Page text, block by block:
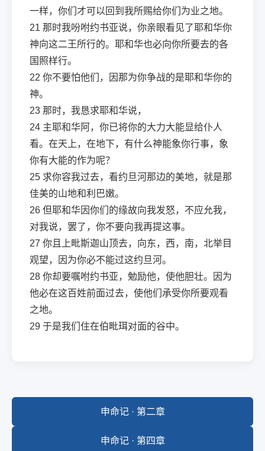
一样，你们才可以回到我所赐给你们为业之地。
21 那时我吩咐约书亚说，你亲眼看见了耶和华你
神向这二王所行的。耶和华也必向你所要去的各
国照样行。
22 你不要怕他们，因那为你争战的是耶和华你的
神。
23 那时，我恳求耶和华说，
24 主耶和华阿，你已将你的大力大能显给仆人
看。在天上，在地下，有什么神能象你行事，象
你有大能的作为呢？
25 求你容我过去，看约旦河那边的美地，就是那
佳美的山地和利巴嫩。
26 但耶和华因你们的缘故向我发怒，不应允我，
对我说，罢了，你不要向我再提这事。
27 你且上毗斯迦山顶去，向东，西，南，北举目
观望，因为你必不能过这约旦河。
28 你却要嘱咐约书亚，勉励他，使他胆壮。因为
他必在这百姓前面过去，使他们承受你所要观看
之地。
29 于是我们住在伯毗珥对面的谷中。
申命记 · 第二章
申命记 · 第四章